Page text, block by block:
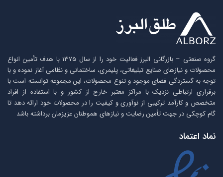
گروه صنعتی – بازرگانی البرز فعالیت خود را از سال ۱۳۷۵ با هدف تأمین انواع
محصولات و نیازهای صنایع تبلیغاتی، پلیمری، ساختمانی و نظامی آغاز نموده و با
توجه به گستردگی فضای موجود و تنوع محصولات، این مجموعه توانسته است با
برقراری ارتباطی نزدیک با مراکز معتبر خارج از کشور و با استفاده از افراد
متخصص و کارآمد ترکیبی از نوآوری و کیفیت را در محصولات خود ارائه دهد تا
گام کوچکی در جهت تأمین رضایت و نیازهای هموطنان عزیزمان برداشته باشد
نماد اعتماد